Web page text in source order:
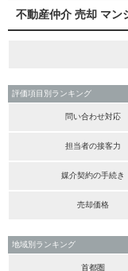
不動産仲介 売却 マン
評価項目別ランキング
問い合わせ対応
担当者の接客力
媒介契約の手続き
売却価格
地域別ランキング
首都圏